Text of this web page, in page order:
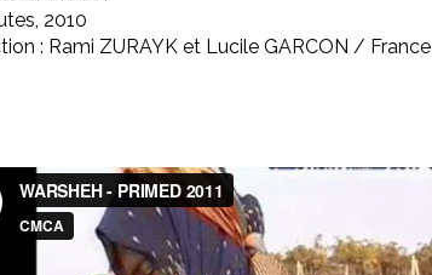
2010
: Rami ZURAYK et Lucile GARCON / France